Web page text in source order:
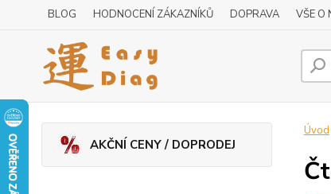
BLOG HODNOCENÍ ZÁKAZNÍKŮ DOPRAVA VŠE O
AKČNÍ CENY / DOPRODEJ
Úvod